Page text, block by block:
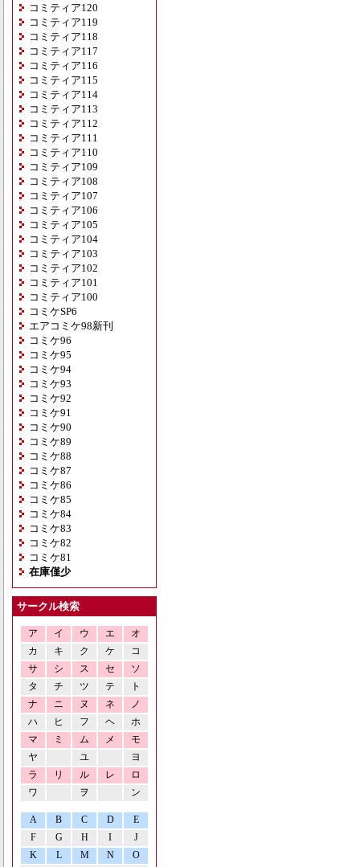
コミティア120
コミティア119
コミティア118
コミティア117
コミティア116
コミティア115
コミティア114
コミティア113
コミティア112
コミティア111
コミティア110
コミティア109
コミティア108
コミティア107
コミティア106
コミティア105
コミティア104
コミティア103
コミティア102
コミティア101
コミティア100
コミケSP6
エアコミケ98新刊
コミケ96
コミケ95
コミケ94
コミケ93
コミケ92
コミケ91
コミケ90
コミケ89
コミケ88
コミケ87
コミケ86
コミケ85
コミケ84
コミケ83
コミケ82
コミケ81
在庫僅少
サークル検索
ア イ ウ エ
オ
カ
キ ク ケ
コ
サ
シ ス セ
ソ
タ
チ ツ テ
ト
ナ
ニ ヌ ネ
ノ
ハ
ヒ フ ヘ
ホ
マ
ミ ム メ
モ
ヤ
ユ
ヨ
ラ
リ ル レ
ロ
ワ
ヲ ン
A B C D
E
F
G H I
J
K
L M N O